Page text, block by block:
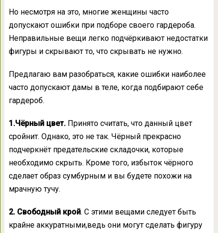
Но несмотря на это, многие женщины часто
допускают ошибки при подборе своего гардероба.
Неправильные вещи легко подчёркивают недостатки
фигуры и скрывают то, что скрывать не нужно.
Предлагаю вам разобраться, какие ошибки наиболее
часто допускают дамы в теле, когда подбирают себе
гардероб.
1.Чёрный цвет.Принято считать, что данный цвет
сройнит. Однако, это не так. Чёрный прекрасно
подчеркнёт предательские складочки, которые
необходимо скрыть. Кроме того, избыток чёрного
сделает образ сумбурным и вы будете похожи на
мрачную тучу.
2. Свободный крой. С этими вещами следует быть
крайне аккуратными,ведь они могут сделать фигуру